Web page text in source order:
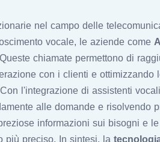
nel campo delle
vocale, le aziende come
chiamate permettono di
con i clienti e ottimizzando
l'integrazione di assistenti
alle domande e risolvendo
informazioni sui bisogni e
più preciso. In sintesi, la